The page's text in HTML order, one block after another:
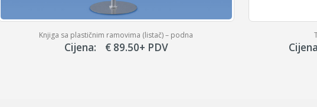
Knjiga sa plastičnim ramovima (listač) – podna
Cijena: €89.50+ PDV